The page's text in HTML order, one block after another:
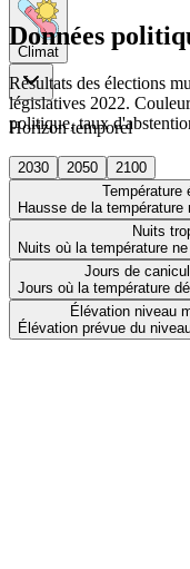
Climat
Horizon temporel
2030 2050
2100
Température
Hausse de la température
Nuits
Nuits où la température
Jours de
Jours où la température
Élévation niveau
Élévation prévue du
Données
Résultats des élections
législatives 2022.
politique, taux